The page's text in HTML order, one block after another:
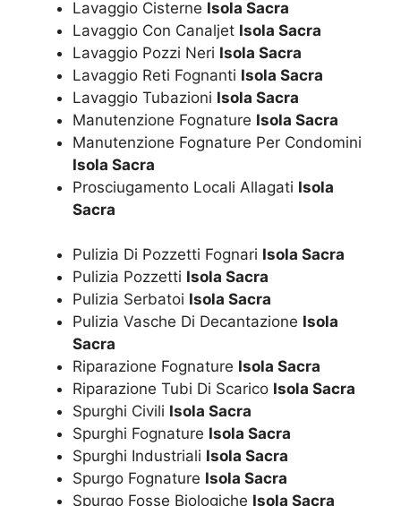
Lavaggio Cisterne Isola Sacra
Lavaggio Con Canaljet Isola Sacra
Lavaggio Pozzi Neri Isola Sacra
Lavaggio Reti Fognanti Isola Sacra
Lavaggio Tubazioni Isola Sacra
Manutenzione Fognature Isola Sacra
Manutenzione Fognature Per Condomini
Isola Sacra
Prosciugamento Locali Allagati Isola
Sacra
Pulizia Di Pozzetti Fognari Isola Sacra
Pulizia Pozzetti Isola Sacra
Pulizia Serbatoi Isola Sacra
Pulizia Vasche Di Decantazione Isola
Sacra
Riparazione Fognature Isola Sacra
Riparazione Tubi Di Scarico Isola Sacra
Spurghi Civili Isola Sacra
Spurghi Fognature Isola Sacra
Spurghi Industriali Isola Sacra
Spurgo Fognature Isola Sacra
Spurgo Fosse Biologiche Isola Sacra